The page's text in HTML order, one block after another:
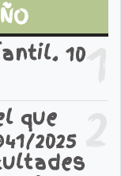
1
10
2
que
2025